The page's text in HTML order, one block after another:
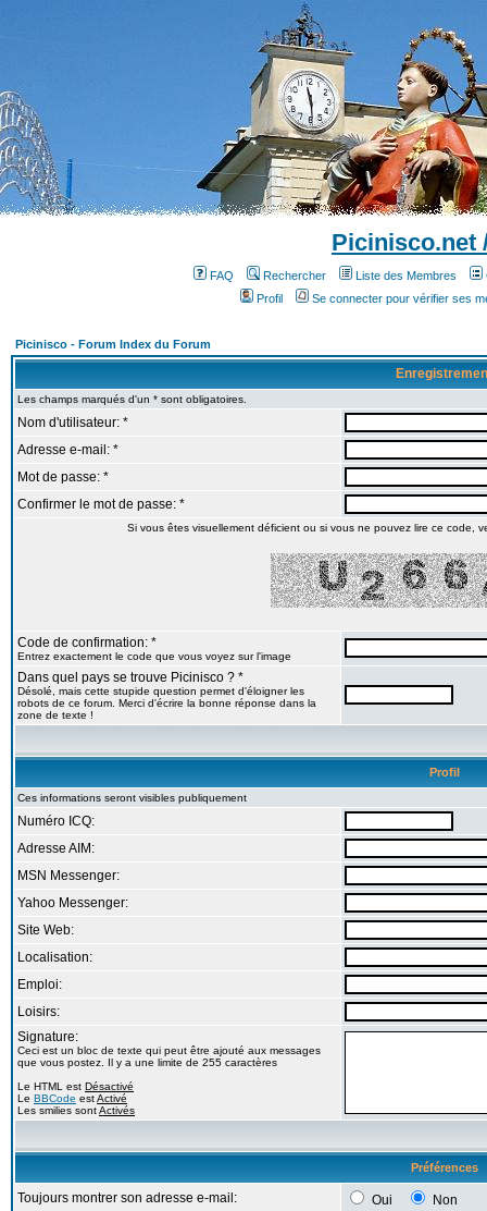
Picinisco.net
FAQ Rechercher Liste des Membres
Profil
Se connecter pour vérifier ses
Picinisco - Forum Index du Forum
Les champs marqués d'un * sont obligatoires.
Nom d'utilisateur: *
Adresse e-mail: *
Mot de passe: *
Confirmer le mot de passe: *
Si vous êtes visuellement déficient ou si vous ne pouvez lire ce code,
Code de confirmation: *
Entrez exactement le code que vous voyez sur l'image
Dans quel pays se trouve Picinisco ? *
Désolé, mais cette stupide question permet d'éloigner les
robots de ce forum. Merci d'écrire la bonne réponse dans la
zone de texte !
Profil
Ces informations seront visibles publiquement
Numéro ICQ:
Adresse AIM:
MSN Messenger:
Yahoo Messenger:
Site Web:
Localisation:
Emploi:
Loisirs:
Signature:
Ceci est un bloc de texte qui peut être ajouté aux messages
que vous postez. Il y a une limite de 255 caractères
Le HTML est Désactivé
Le BBCode estActivé
Les smilies sontActivés
Préférences
Toujours montrer son adresse e-mail: Oui
Non